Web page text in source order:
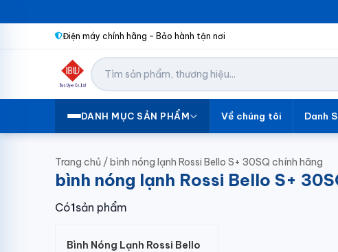
Điện máy chính hãng – Bảo hành tận nơi
DANH MỤC SẢN PHẨM Về chúng tôi Danh
Trang chủ /bình nóng lạnh Rossi Bello S+ 30SQ chính hãng
bình nóng lạnh Rossi Bello S+
Có1sản phẩm
Bình Nóng Lạnh Rossi Bello